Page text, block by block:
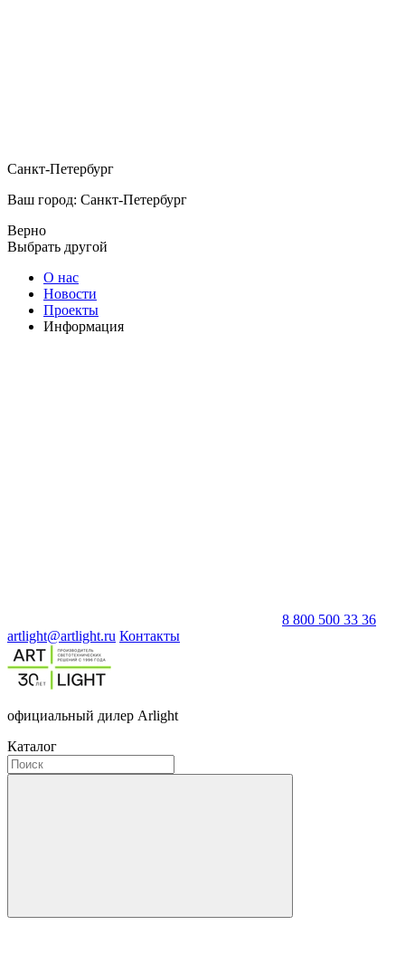
Санкт-Петербург
Ваш город: Санкт-Петербург
Верно
Выбрать другой
О нас
Новости
Проекты
Информация
8 800 500 33 36
artlight@artlight.ru Контакты
официальный дилер Arlight
Каталог